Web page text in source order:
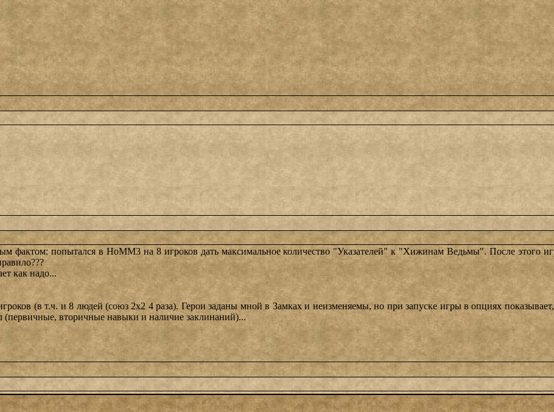
фактом: попытался в НоММ3 на 8 игроков дать максимальное количество "Указателей" к "Хижинам Ведьмы". После этого
как надо...
(в т.ч. и 8 людей (союз 2х2 4 раза). Герои заданы мной в Замках и неизменяемы, но при запуске игры в опциях
(первичные, вторичные навыки и наличие заклинаний)...